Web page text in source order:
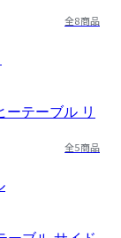
全8商品
全5商品